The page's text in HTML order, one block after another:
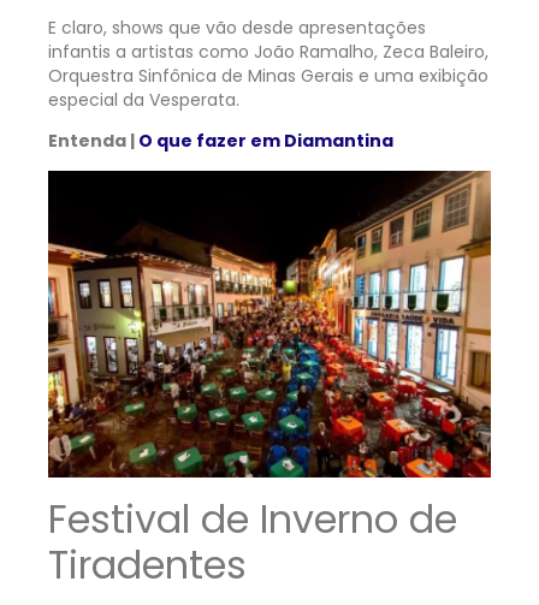
E claro, shows que vão desde apresentações
infantis a artistas como João Ramalho, Zeca Baleiro,
Orquestra Sinfônica de Minas Gerais e uma exibição
especial da Vesperata.
Entenda | O que fazer em Diamantina
Festival de Inverno de
Tiradentes